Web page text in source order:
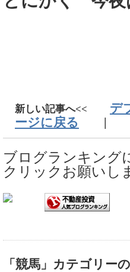
新しい記事へ<<
デ
ージに戻る
ブログランキング
クリックお願いし
「競馬」カテゴリー